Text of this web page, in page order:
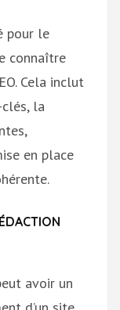
pour le
connaître
Cela inclut
la
en place
avoir un